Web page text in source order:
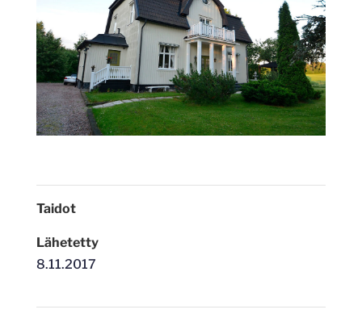
Taidot
Lähetetty
8.11.2017